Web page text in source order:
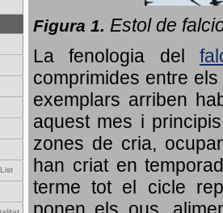
Figura 1. Estol de
La fenologia del
comprimides entre
exemplars arriben
aquest mes i
zones de cria,
han criat en
terme tot el cicle